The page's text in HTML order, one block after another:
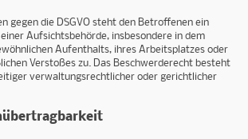
gegen die DSGVO steht den Betroffenen ein
Aufsichtsbehörde, insbesondere in dem
Aufenthalts, ihres Arbeitsplatzes oder
Verstoßes zu. Das Beschwerderecht besteht
verwaltungsrechtlicher oder gerichtlicher